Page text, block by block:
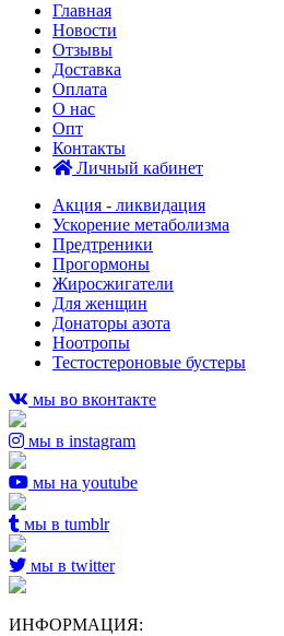
Главная
Новости
Отзывы
Доставка
Оплата
О нас
Опт
Контакты
Личный кабинет
Акция - ликвидация
Ускорение метаболизма
Предтреники
Прогормоны
Жиросжигатели
Для женщин
Донаторы азота
Ноотропы
Тестостероновые бустеры
мы во вконтакте
мы в instagram
мы на youtube
мы в tumblr
мы в twitter
ИНФОРМАЦИЯ: